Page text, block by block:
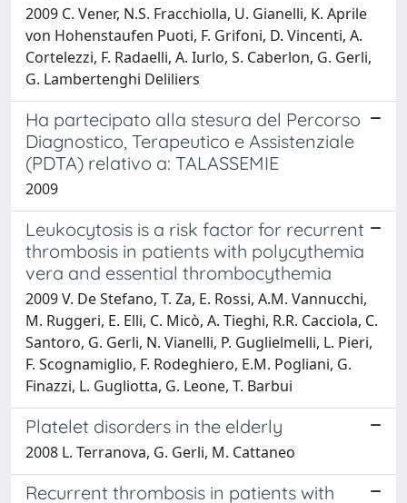
2009 C. Vener, N.S. Fracchiolla, U. Gianelli, K. Aprile
von Hohenstaufen Puoti, F. Grifoni, D. Vincenti, A.
Cortelezzi, F. Radaelli, A. Iurlo, S. Caberlon, G. Gerli,
G. Lambertenghi Deliliers
Ha partecipato alla stesura del Percorso
Diagnostico, Terapeutico e Assistenziale
(PDTA) relativo a: TALASSEMIE
2009
Leukocytosis is a risk factor for recurrent
thrombosis in patients with polycythemia
vera and essential thrombocythemia
2009 V. De Stefano, T. Za, E. Rossi, A.M. Vannucchi,
M. Ruggeri, E. Elli, C. Micò, A. Tieghi, R.R. Cacciola, C.
Santoro, G. Gerli, N. Vianelli, P. Guglielmelli, L. Pieri,
F. Scognamiglio, F. Rodeghiero, E.M. Pogliani, G.
Finazzi, L. Gugliotta, G. Leone, T. Barbui
Platelet disorders in the elderly
2008 L. Terranova, G. Gerli, M. Cattaneo
Recurrent thrombosis in patients with